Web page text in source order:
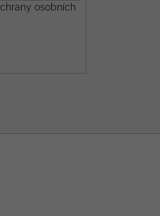
osobních